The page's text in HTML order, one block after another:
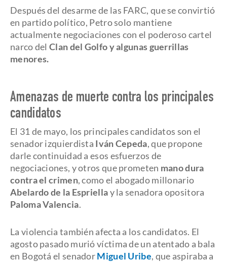
Después del desarme de las FARC, que se convirtió
en partido político, Petro solo mantiene
actualmente negociaciones con el poderoso cartel
narco del Clan del Golfo y algunas guerrillas
menores.
Amenazas de muerte contra los principales
candidatos
El 31 de mayo, los principales candidatos son el
senador izquierdista Iván Cepeda, que propone
darle continuidad a esos esfuerzos de
negociaciones, y otros que prometen mano dura
contra el crimen, como el abogado millonario
Abelardo de la Espriellay la senadora opositora
Paloma Valencia.
La violencia también afecta a los candidatos. El
agosto pasado murió víctima de un atentado a bala
en Bogotá el senadorMiguel Uribe, que aspiraba a